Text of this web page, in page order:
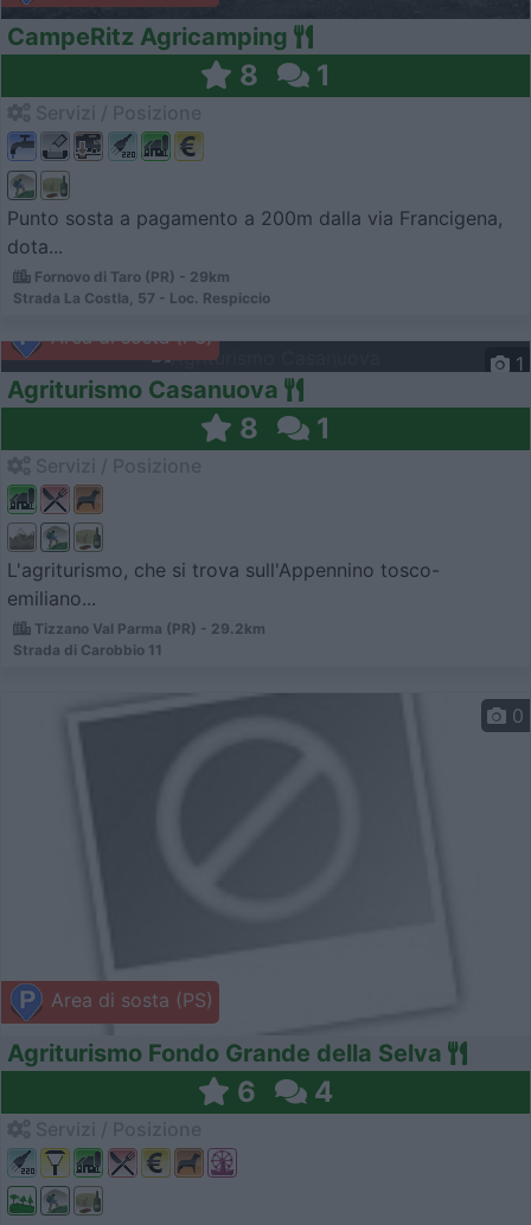
CampeRitz Agricamping
8 1
Punto sosta a pagamento a 200m dalla via Francigena,
dota...
Fornovo di Taro (PR) - 29km
Strada La Costla, 57 - Loc. Respiccio
Area di sosta (PS)
1
Agriturismo Casanuova
8 1
L'agriturismo, che si trova sull'Appennino tosco-
emiliano...
Tizzano Val Parma (PR) - 29.2km
Strada di Carobbio 11
Area di sosta (PS)
0
Agriturismo Fondo Grande della Selva
6 4